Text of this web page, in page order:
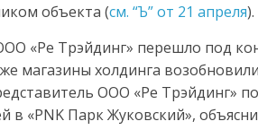
объекта (см. “Ъ” от 21 апреля).
«Ре Трэйдинг» перешло под
магазины холдинга
ООО «Ре Трэйдинг»
«PNK Парк Жуковский»,